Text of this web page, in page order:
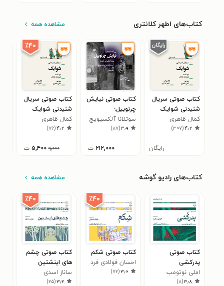
کتاب‌های اطهر کلانتری مشاهده همه
کتاب صوتی سریال
شنیدنی شوایک
(قسمت اول)
کمال ظاهری
۴٫۲(۳۰۷)
رایگان
کتاب صوتی نیایش
چرنوبیل؛
رویدادنامه‌ی آینده
سوتلانا آلکسیویچ
۳٫۹(۸۷)
۲۱۲,۰۰۰ ت
٪۴۰
کتاب صوتی سریال
شنیدنی شوایک
(قسمت دوم)
کمال ظاهری
۴٫۲(۷۶)
۹,۰۰۰ ۵,۴۰۰ ت
کتاب‌های رادیو گوشه مشاهده همه
کتاب صوتی
پدرکشی
املی نوتومب
۳٫۸(۸)
٪۴۰
کتاب صوتی شکم
احسان فولادی فرد
۳٫۰(۷۲)
٪۴۰
کتاب صوتی چشم
های اینشتین
ساناز اسدی
۳٫۲(۲۵)